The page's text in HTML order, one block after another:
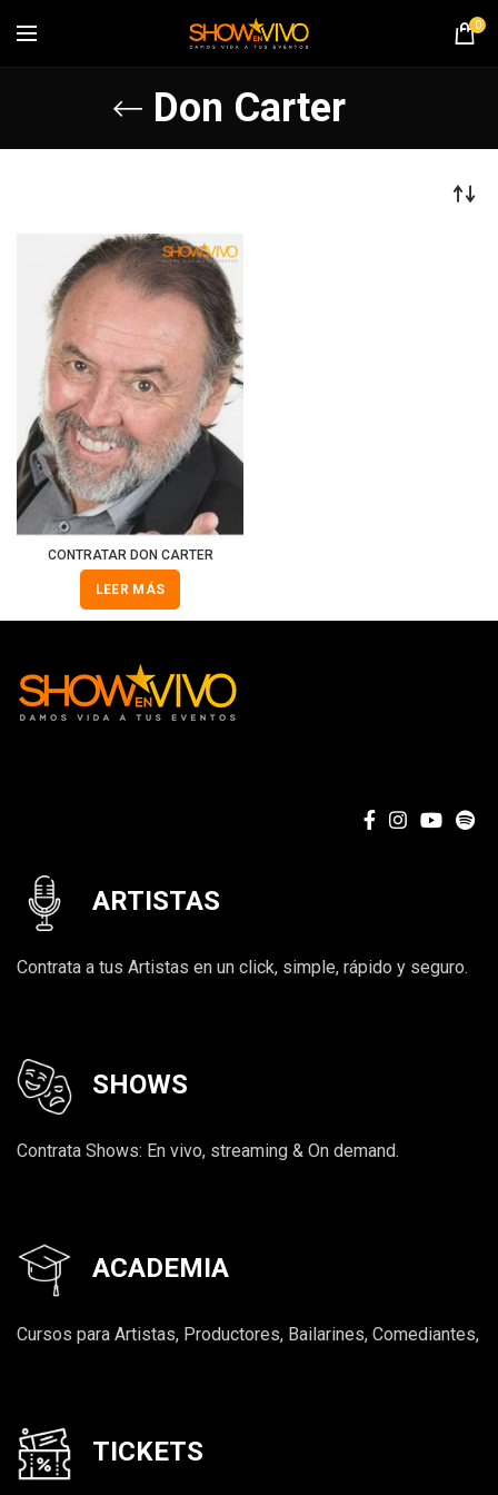
0
Don Carter
CONTRATAR DON CARTER
LEER MÁS
ARTISTAS
Contrata a tus Artistas en un click, simple, rápido y seguro.
SHOWS
Contrata Shows: En vivo, streaming & On demand.
ACADEMIA
Cursos para Artistas, Productores, Bailarines, Comediantes,
TICKETS